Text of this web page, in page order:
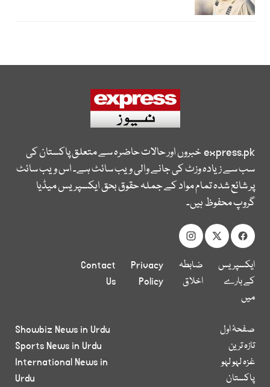
express.pkخبروں اور حالات حاضرہ سے متعلق پاکستان کی
سب سے زیادہ وزٹ کی جانے والی ویب سائٹ ہے۔ اس ویب سائٹ
پر شائع شدہ تمام مواد کے جملہ حقوق بحق ایکسپریس میڈیا
گروپ محفوظ ہیں۔
ایکسپریس
کے بارے
میں
ضابطہ
اخلاق
Privacy
Policy
Contact
Us
صفحۂ اول
تازہ ترین
غزہ لہو لہو
پاکستان
Showbiz News in Urdu
Sports News in Urdu
International News in
Urdu